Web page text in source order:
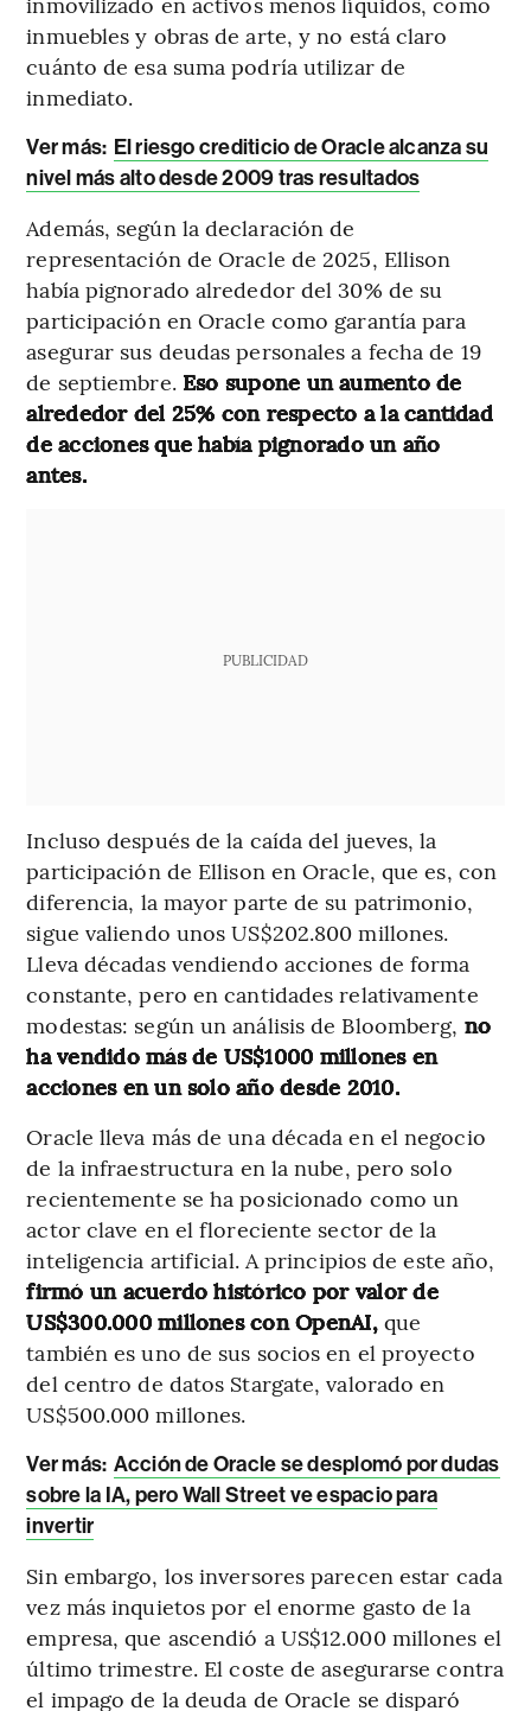
inmuebles y obras de arte, y no está claro
cuánto de esa suma podría utilizar de
inmediato.
Ver más: El riesgo crediticio de Oracle alcanza su
nivel más alto desde 2009 tras resultados
Además, según la declaración de
representación de Oracle de 2025, Ellison
había pignorado alrededor del 30% de su
participación en Oracle como garantía para
asegurar sus deudas personales a fecha de 19
de septiembre. Eso supone un aumento de
alrededor del 25% con respecto a la cantidad
de acciones que había pignorado un año
antes.
PUBLICIDAD
Incluso después de la caída del jueves, la
participación de Ellison en Oracle, que es, con
diferencia, la mayor parte de su patrimonio,
sigue valiendo unos US$202.800 millones.
Lleva décadas vendiendo acciones de forma
constante, pero en cantidades relativamente
modestas: según un análisis de Bloomberg, no
ha vendido más de US$1000 millones en
acciones en un solo año desde 2010.
Oracle lleva más de una década en el negocio
de la infraestructura en la nube, pero solo
recientemente se ha posicionado como un
actor clave en el floreciente sector de la
inteligencia artificial. A principios de este año,
firmó un acuerdo histórico por valor de
US$300.000 millones con OpenAI,que
también es uno de sus socios en el proyecto
del centro de datos Stargate, valorado en
US$500.000 millones.
Ver más: Acción de Oracle se desplomó por dudas
sobre la IA, pero Wall Street ve espacio para
invertir
Sin embargo, los inversores parecen estar cada
vez más inquietos por el enorme gasto de la
empresa, que ascendió a US$12.000 millones el
último trimestre. El coste de asegurarse contra
el impago de la deuda de Oracle se disparó